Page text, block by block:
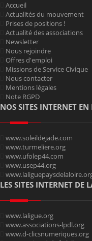
Accueil
Actualités du mouvement
Prises de positions !
Actualité des associations
Newsletter
Nous rejoindre
Offres d'emploi
Missions de Service Civique
Nous contacter
Mentions légales
Note RGPD
NOS SITES INTERNET
www.soleildejade.com
www.turmeliere.org
www.ufolep44.com
www.usep44.org
LES SITES INTERNET DE
www.laligue.org
www.associations-lpdl.org
www.d-clicsnumeriques.org